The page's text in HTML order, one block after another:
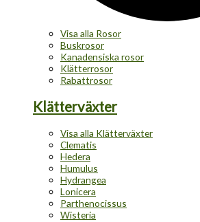
Visa alla Rosor
Buskrosor
Kanadensiska rosor
Klätterrosor
Rabattrosor
Klätterväxter
Visa alla Klätterväxter
Clematis
Hedera
Humulus
Hydrangea
Lonicera
Parthenocissus
Wisteria